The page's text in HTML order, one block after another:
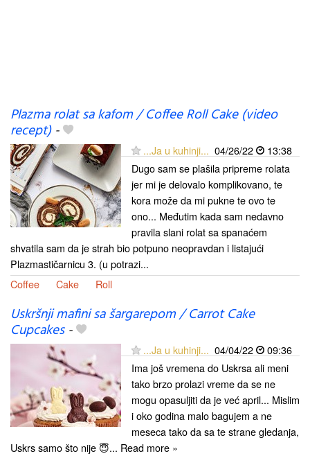
Plazma rolat sa kafom / Coffee Roll Cake (video
recept)-
...Ja u kuhinji... 04/26/22
13:38
Dugo sam se plašila pripreme rolata
jer mi je delovalo komplikovano, te
kora može da mi pukne te ovo te
ono... Međutim kada sam nedavno
pravila slani rolat sa spanaćem
shvatila sam da je strah bio potpuno neopravdan i listajući
Plazmastičarnicu 3. (u potrazi...
Coffee
Cake Roll
Uskršnji mafini sa šargarepom / Carrot Cake
Cupcakes-
...Ja u kuhinji... 04/04/22
09:36
Ima još vremena do Uskrsa ali meni
tako brzo prolazi vreme da se ne
mogu opasuljiti da je već april... Mislim
i oko godina malo bagujem a ne
meseca tako da sa te strane gledanja,
Uskrs samo što nije 😇... Read more »